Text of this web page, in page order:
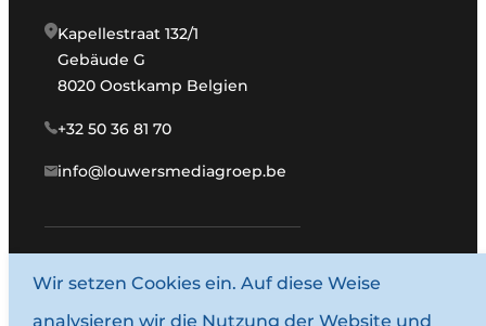
Kapellestraat 132/1
Gebäude G
8020 Oostkamp Belgien
+32 50 36 81 70
info@louwersmediagroep.be
www.louwersmediagroep.com
© 1987–2026 Louwersmediagroep.
Wir setzen Cookies ein. Auf diese Weise
analysieren wir die Nutzung der Website und